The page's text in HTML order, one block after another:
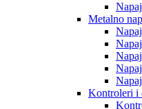
Metalno
Kontroleri i